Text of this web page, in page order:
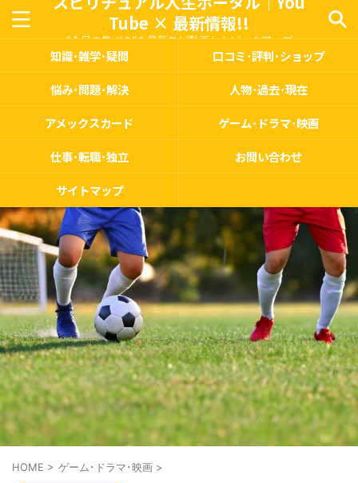
Tube × 最新情報!!
“今日の気づき”を最新スピ動画からピックアップ
知識･雑学･疑問
口コミ･評判･ショップ
悩み･問題･解決
人物･過去･現在
アメックスカード
ゲーム･ドラマ･映画
仕事･転職･独立
お問い合わせ
サイトマップ
HOME > ゲーム･ドラマ･映画 >